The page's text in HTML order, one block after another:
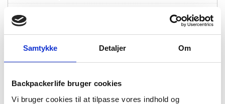
Samtykke Detaljer Om
Backpackerlife bruger cookies
Vi bruger cookies til at tilpasse vores indhold og
Regnbukser
Highlander
Stormguard
-
Sort
149kr
levering
499 kr